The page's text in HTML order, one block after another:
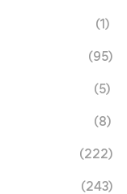
(1)
(95)
(5)
(8)
(222)
(243)